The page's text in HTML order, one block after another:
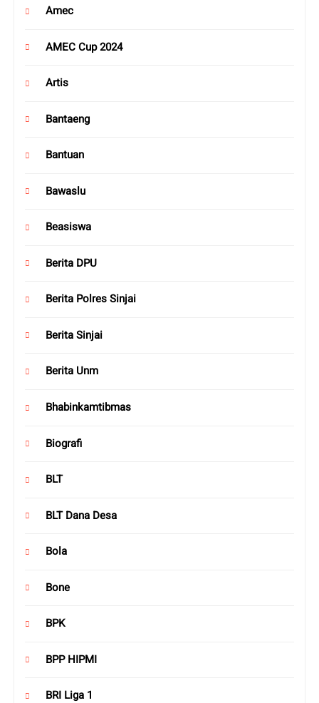
Amec
AMEC Cup 2024
Artis
Bantaeng
Bantuan
Bawaslu
Beasiswa
Berita DPU
Berita Polres Sinjai
Berita Sinjai
Berita Unm
Bhabinkamtibmas
Biografi
BLT
BLT Dana Desa
Bola
Bone
BPK
BPP HIPMI
BRI Liga 1